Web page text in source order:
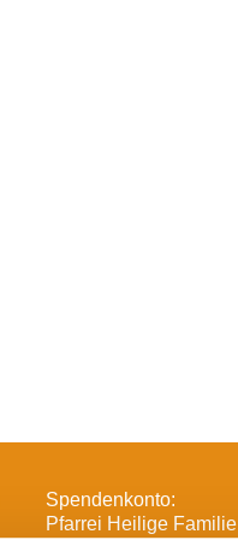
Spendenkonto:
Pfarrei Heilige Familie